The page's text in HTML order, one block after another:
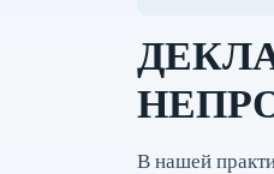
В нашей